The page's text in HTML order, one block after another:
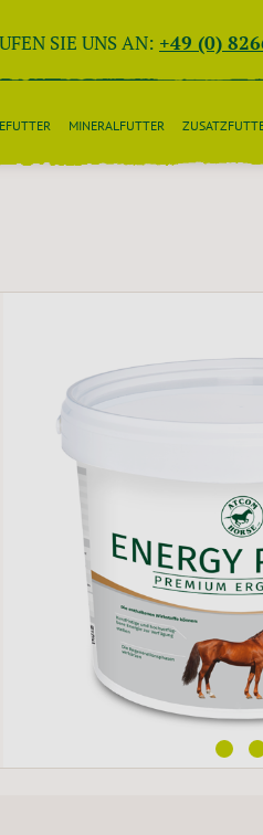
SIE UNS AN: +49 (0)
MINERALFUTTER